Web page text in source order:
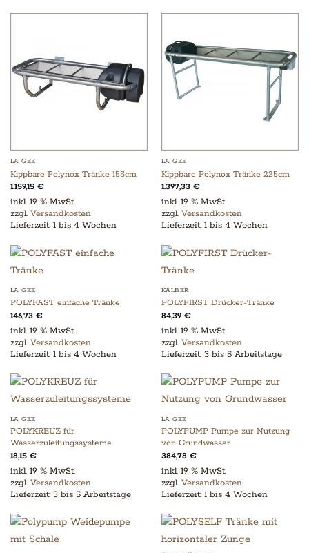
LA GEE
Kippbare Polynox Tränke 155cm
1.159,15 €
inkl. 19 % MwSt.
zzgl. Versandkosten
Lieferzeit: 1 bis 4 Wochen
LA GEE
Kippbare Polynox Tränke 225cm
1.397,33 €
inkl. 19 % MwSt.
zzgl. Versandkosten
Lieferzeit: 1 bis 4 Wochen
LA GEE
POLYFAST einfache Tränke
146,73 €
inkl. 19 % MwSt.
zzgl. Versandkosten
Lieferzeit: 1 bis 4 Wochen
KÄLBER
POLYFIRST Drücker-Tränke
84,39 €
inkl. 19 % MwSt.
zzgl. Versandkosten
Lieferzeit: 3 bis 5 Arbeitstage
LA GEE
POLYKREUZ für
Wasserzuleitungssysteme
18,15 €
inkl. 19 % MwSt.
zzgl. Versandkosten
Lieferzeit: 3 bis 5 Arbeitstage
LA GEE
POLYPUMP Pumpe zur Nutzung
von Grundwasser
384,78 €
inkl. 19 % MwSt.
zzgl. Versandkosten
Lieferzeit: 1 bis 4 Wochen